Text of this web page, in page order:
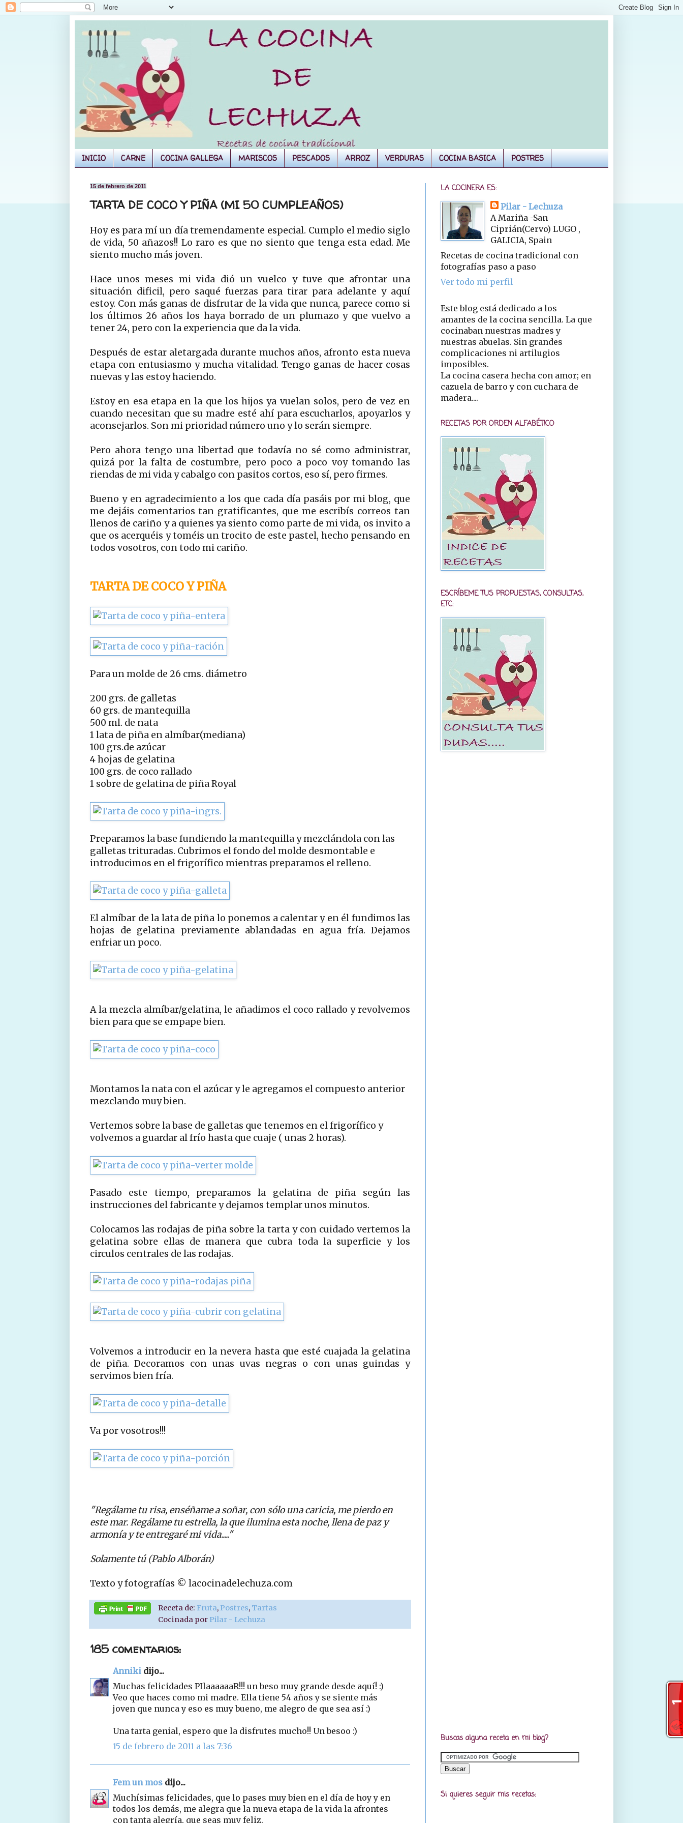
INICIO CARNE COCINA GALLEGA MARISCOS PESCADOS ARROZ VERDURAS COCINA BASICA POSTRES
15 de febrero de 2011
TARTA DE COCO Y PIÑA (MI 50 CUMPLEAÑOS)
Hoy es para mí un día tremendamente especial. Cumplo el medio siglo
de vida, 50 añazos!! Lo raro es que no siento que tenga esta edad. Me
siento mucho más joven.
Hace unos meses mi vida dió un vuelco y tuve que afrontar una
situación dificil, pero saqué fuerzas para tirar para adelante y aquí
estoy. Con más ganas de disfrutar de la vida que nunca, parece como si
los últimos 26 años los haya borrado de un plumazo y que vuelvo a
tener 24, pero con la experiencia que da la vida.
Después de estar aletargada durante muchos años, afronto esta nueva
etapa con entusiasmo y mucha vitalidad. Tengo ganas de hacer cosas
nuevas y las estoy haciendo.
Estoy en esa etapa en la que los hijos ya vuelan solos, pero de vez en
cuando necesitan que su madre esté ahí para escucharlos, apoyarlos y
aconsejarlos. Son mi prioridad número uno y lo serán siempre.
Pero ahora tengo una libertad que todavía no sé como administrar,
quizá por la falta de costumbre, pero poco a poco voy tomando las
riendas de mi vida y cabalgo con pasitos cortos, eso sí, pero firmes.
Bueno y en agradecimiento a los que cada día pasáis por mi blog, que
me dejáis comentarios tan gratificantes, que me escribís correos tan
llenos de cariño y a quienes ya siento como parte de mi vida, os invito a
que os acerquéis y toméis un trocito de este pastel, hecho pensando en
todos vosotros, con todo mi cariño.
TARTA DE COCO Y PIÑA
Para un molde de 26 cms. diámetro
200 grs. de galletas
60 grs. de mantequilla
500 ml. de nata
1 lata de piña en almíbar(mediana)
100 grs.de azúcar
4 hojas de gelatina
100 grs. de coco rallado
1 sobre de gelatina de piña Royal
Preparamos la base fundiendo la mantequilla y mezclándola con las
galletas trituradas. Cubrimos el fondo del molde desmontable e
introducimos en el frigorífico mientras preparamos el relleno.
El almíbar de la lata de piña lo ponemos a calentar y en él fundimos las
hojas de gelatina previamente ablandadas en agua fría. Dejamos
enfriar un poco.
A la mezcla almíbar/gelatina, le añadimos el coco rallado y revolvemos
bien para que se empape bien.
Montamos la nata con el azúcar y le agregamos el compuesto anterior
mezclando muy bien.
Vertemos sobre la base de galletas que tenemos en el frigorífico y
volvemos a guardar al frío hasta que cuaje ( unas 2 horas).
Pasado este tiempo, preparamos la gelatina de piña según las
instrucciones del fabricante y dejamos templar unos minutos.
Colocamos las rodajas de piña sobre la tarta y con cuidado vertemos la
gelatina sobre ellas de manera que cubra toda la superficie y los
circulos centrales de las rodajas.
Volvemos a introducir en la nevera hasta que esté cuajada la gelatina
de piña. Decoramos con unas uvas negras o con unas guindas y
servimos bien fría.
Va por vosotros!!!
"Regálame tu risa, enséñame a soñar, con sólo una caricia, me pierdo en
este mar.Regálame tu estrella, la que ilumina esta noche,llena de paz y
armonía y te entregaré mi vida....."
Solamente tú (Pablo Alborán)
Texto y fotografías © lacocinadelechuza.com
Receta de: Fruta, Postres, Tartas
Cocinada por Pilar - Lechuza
185 comentarios:
Anniki dijo...
Muchas felicidades PIlaaaaaaR!!! un beso muy grande desde aquí! :)
Veo que haces como mi madre. Ella tiene 54 años y se siente más
joven que nunca y eso es muy bueno, me alegro de que sea así :)
Una tarta genial, espero que la disfrutes mucho!! Un besoo :)
15 de febrero de 2011 a las 7:36
Fem un mos dijo...
Muchísimas felicidades, que lo pases muy bien en el día de hoy y en
todos los demás, me alegra que la nueva etapa de la vida la afrontes
con tanta alegría, que seas muy feliz.
LA COCINERA ES:
Pilar - Lechuza
A Mariña -San
Ciprián(Cervo) LUGO ,
GALICIA, Spain
Recetas de cocina tradicional con
fotografías paso a paso
Ver todo mi perfil
Este blog está dedicado a los
amantes de la cocina sencilla. La que
cocinaban nuestras madres y
nuestras abuelas. Sin grandes
complicaciones ni artilugios
imposibles.
La cocina casera hecha con amor; en
cazuela de barro y con cuchara de
madera....
RECETAS POR ORDEN ALFABÉTICO
ESCRÍBEME TUS PROPUESTAS, CONSULTAS,
ETC:
Buscas alguna receta en mi blog?
Si quieres seguir mis recetas: